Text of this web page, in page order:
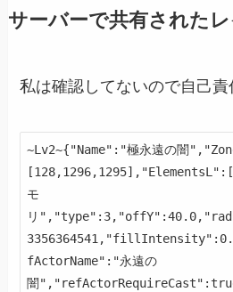
サーバーで共有された
私は確認してないので自己責
~Lv2~{"Name":"極永遠の闇
モ
リ
fActorName":"永遠の
闇